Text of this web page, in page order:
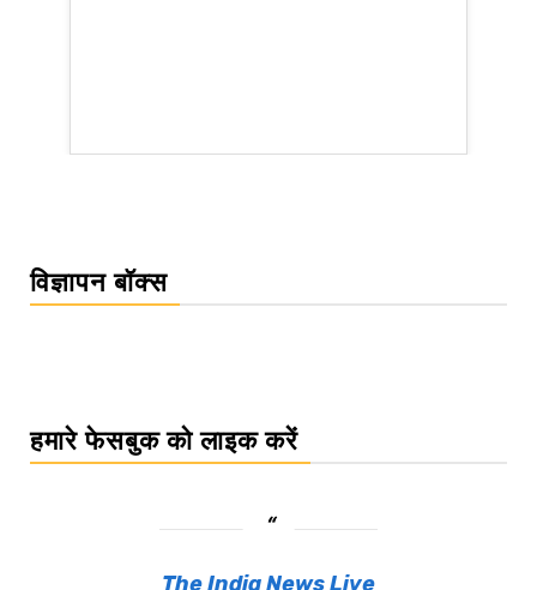
विज्ञापन बॉक्स
हमारे फेसबुक को लाइक करें
The India News Live